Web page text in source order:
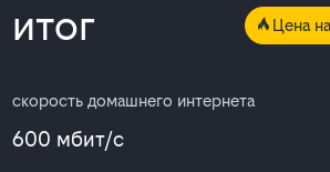
итог Цена
скорость домашнего интернета
600 мбит/с